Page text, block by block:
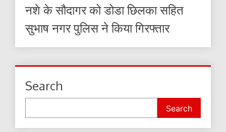
नशे के सौदागर को डोडा छिलका सहित
सुभाष नगर पुलिस ने किया गिरफ्तार
Search
Search